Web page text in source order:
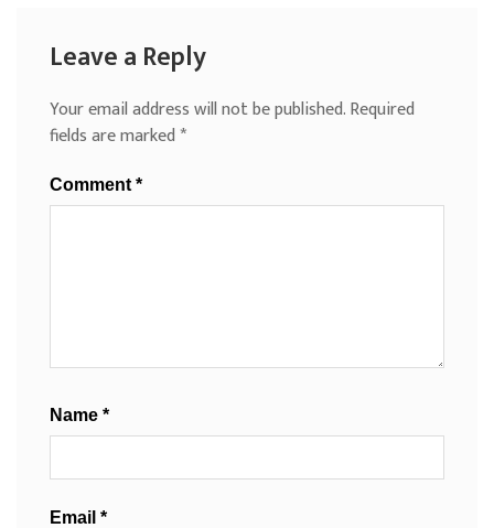
Leave a Reply
Your email address will not be published.Required
fields are marked*
Comment *
Name *
Email *